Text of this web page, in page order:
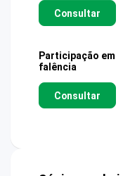
Consultar
Participação em
falência
Consultar